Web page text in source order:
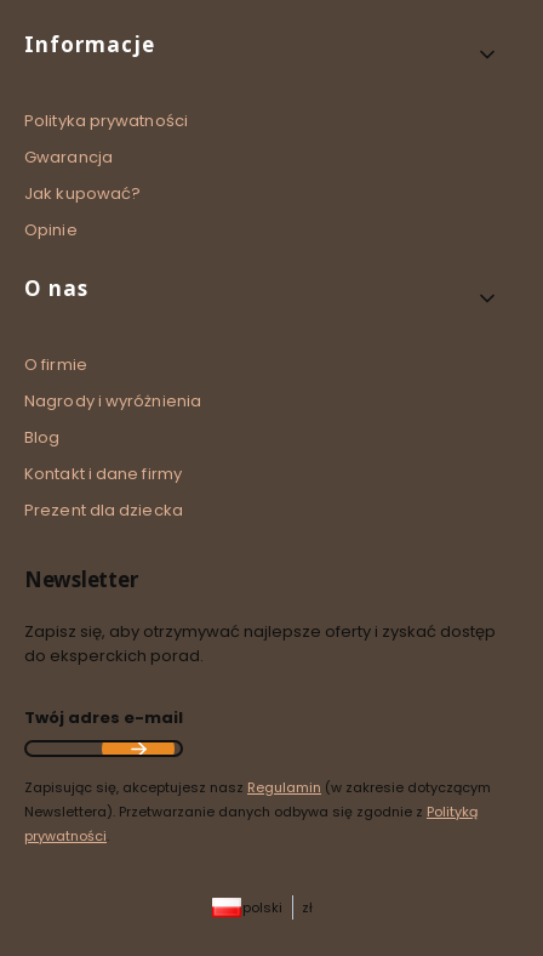
Informacje
Polityka prywatności
Gwarancja
Jak kupować?
Opinie
O nas
O firmie
Nagrody i wyróżnienia
Blog
Kontakt i dane firmy
Prezent dla dziecka
Newsletter
Zapisz się, aby otrzymywać najlepsze oferty i zyskać dostęp
do eksperckich porad.
Twój adres e-mail
Zapisując się, akceptujesz nasz Regulamin (w zakresie dotyczącym
Newslettera). Przetwarzanie danych odbywa się zgodnie z Polityką
prywatności.
polski zł